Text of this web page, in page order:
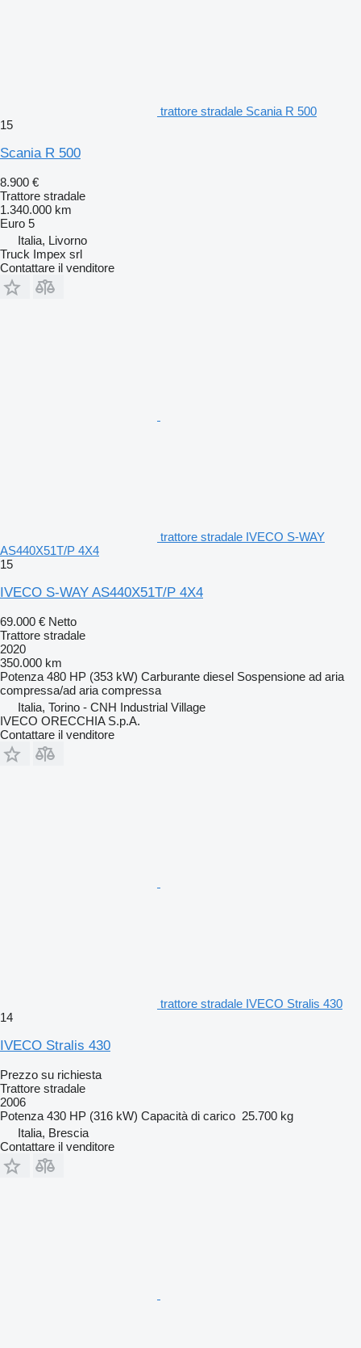
trattore stradale Scania R 500
15
Scania R 500
8.900 €
Trattore stradale
1.340.000 km
Euro 5
Italia, Livorno
Truck Impex srl
Contattare il venditore
trattore stradale IVECO S-WAY
AS440X51T/P 4X4
15
IVECO S-WAY AS440X51T/P 4X4
69.000 € Netto
Trattore stradale
2020
350.000 km
Potenza 480 HP (353 kW) Carburante diesel Sospensione ad aria
compressa/ad aria compressa
Italia, Torino - CNH Industrial Village
IVECO ORECCHIA S.p.A.
Contattare il venditore
trattore stradale IVECO Stralis 430
14
IVECO Stralis 430
Prezzo su richiesta
Trattore stradale
2006
Potenza 430 HP (316 kW) Capacità di carico 25.700 kg
Italia, Brescia
Contattare il venditore